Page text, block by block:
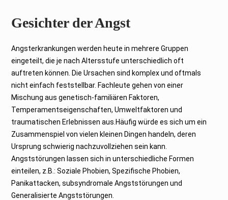
Gesichter der Angst
Angsterkrankungen werden heute in mehrere Gruppen
eingeteilt, die je nach Altersstufe unterschiedlich oft
auftreten können. Die Ursachen sind komplex und oftmals
nicht einfach feststellbar. Fachleute gehen von einer
Mischung aus genetisch-familiären Faktoren,
Temperamentseigenschaften, Umweltfaktoren und
traumatischen Erlebnissen aus.Häufig würde es sich um ein
Zusammenspiel von vielen kleinen Dingen handeln, deren
Ursprung schwierig nachzuvollziehen sein kann.
Angststörungen lassen sich in unterschiedliche Formen
einteilen, z.B.: Soziale Phobien, Spezifische Phobien,
Panikattacken, subsyndromale Angststörungen und
Generalisierte Angststörungen.